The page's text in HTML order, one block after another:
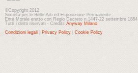
©Copyright 2012
Società per le Belle Arti ed Esposizione Permanente
Ente Morale eretto con Regio Decreto n.1447-22 settembre 1884
Tutti i diritti riservati - Credits Anyway Milano
Condizioni legali
Privacy Policy Cookie Policy